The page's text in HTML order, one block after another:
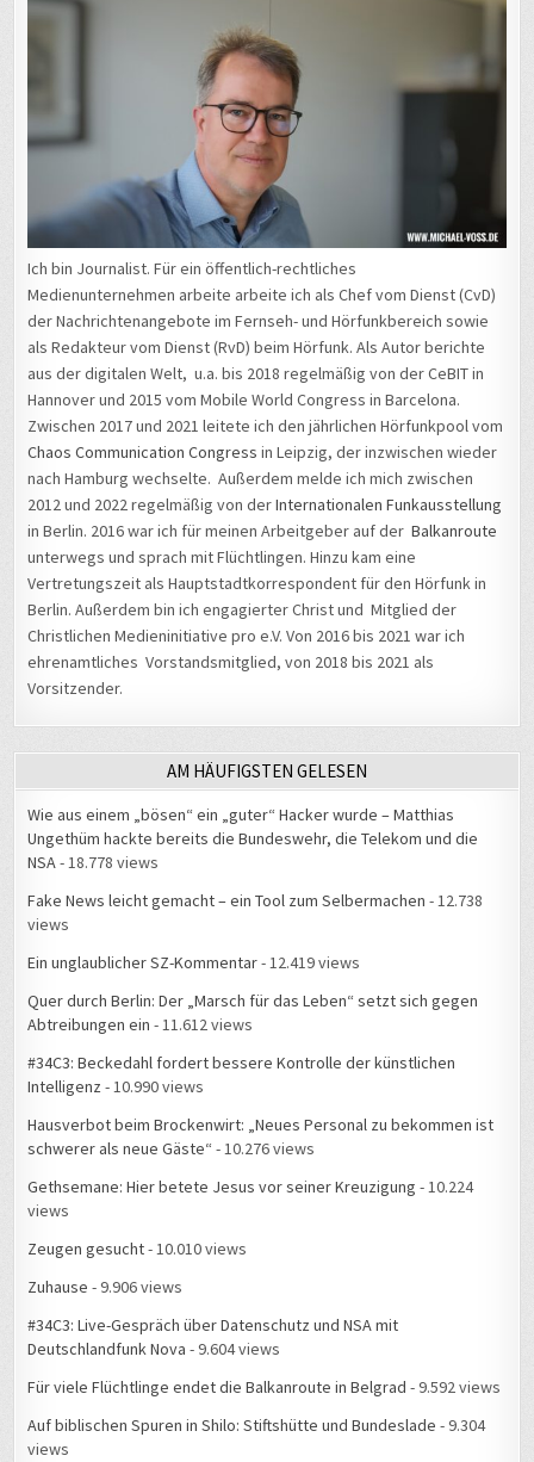
Ich bin Journalist. Für ein öffentlich-rechtliches
Medienunternehmen arbeite arbeite ich als Chef vom Dienst (CvD)
der Nachrichtenangebote im Fernseh- und Hörfunkbereich sowie
als Redakteur vom Dienst (RvD) beim Hörfunk. Als Autor berichte
aus der digitalen Welt, u.a. bis 2018 regelmäßig von der CeBIT in
Hannover und 2015 vom Mobile World Congress in Barcelona.
Zwischen 2017 und 2021 leitete ich den jährlichen Hörfunkpool vom
Chaos Communication Congress in Leipzig, der inzwischen wieder
nach Hamburg wechselte. Außerdem melde ich mich zwischen
2012 und 2022 regelmäßig von derInternationalen Funkausstellung
in Berlin. 2016 war ich für meinen Arbeitgeber auf derBalkanroute
unterwegs und sprach mit Flüchtlingen. Hinzu kam eine
Vertretungszeit als Hauptstadtkorrespondent für den Hörfunk in
Berlin. Außerdem bin ich engagierter Christ und Mitglied der
Christlichen Medieninitiative pro e.V. Von 2016 bis 2021 war ich
ehrenamtliches Vorstandsmitglied, von 2018 bis 2021 als
Vorsitzender.
AM HÄUFIGSTEN GELESEN
Wie aus einem „bösen“ ein „guter“ Hacker wurde – Matthias
Ungethüm hackte bereits die Bundeswehr, die Telekom und die
NSA- 18.778 views
Fake News leicht gemacht – ein Tool zum Selbermachen - 12.738
views
Ein unglaublicher SZ-Kommentar- 12.419 views
Quer durch Berlin: Der „Marsch für das Leben“ setzt sich gegen
Abtreibungen ein - 11.612 views
#34C3: Beckedahl fordert bessere Kontrolle der künstlichen
Intelligenz - 10.990 views
Hausverbot beim Brockenwirt: „Neues Personal zu bekommen ist
schwerer als neue Gäste“ - 10.276 views
Gethsemane: Hier betete Jesus vor seiner Kreuzigung - 10.224
views
Zeugen gesucht- 10.010 views
Zuhause - 9.906 views
#34C3: Live-Gespräch über Datenschutz und NSA mit
Deutschlandfunk Nova - 9.604 views
Für viele Flüchtlinge endet die Balkanroute in Belgrad - 9.592 views
Auf biblischen Spuren in Shilo: Stiftshütte und Bundeslade - 9.304
views